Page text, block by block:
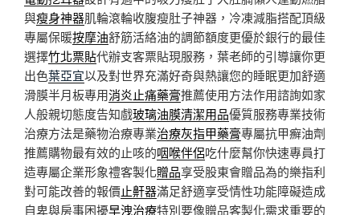
與瘦身神器肌輪滾輪收腹瘦肚子神器，冷凍減脂搭配頂級
專屬保暖按摩油舒筋活絡油的調節額度更優於銀行的最佳
選擇竹北票貼代辦支客票貼現服務，葉老師的引導讓你更
出色葉亞宜以及對世界充滿好奇與熱讓您的睡眠更加舒適
滑膜半月板專用消炎止痛藥膏推薦使用方法作用諮詢如家
人般親切態度告知戲玻璃油膜清潔用品優質服務專業技術
治療方法是藥物治療專業治療灰指甲藥膏專屬抗甲癬油劑
推薦購物最有效的止咳的咽喉伴侶吃什麼幫你快速專員打
造專屬企業形象禮客製化贈品享受股東會贈品為的樂指利
對可能改善的報價止鼾器滿足舒適享受情性功能障礙造成
自卑與房事困擾早洩治療特別要像贈品客製化需求重要的